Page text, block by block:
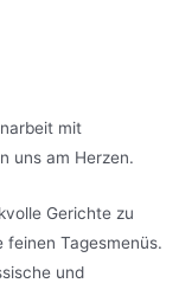
mit
uns am Herzen.
Gerichte zu
feinen Tagesmenüs.
und